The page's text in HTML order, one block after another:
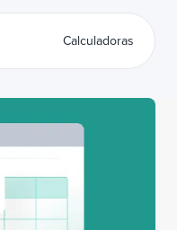
Calculadoras